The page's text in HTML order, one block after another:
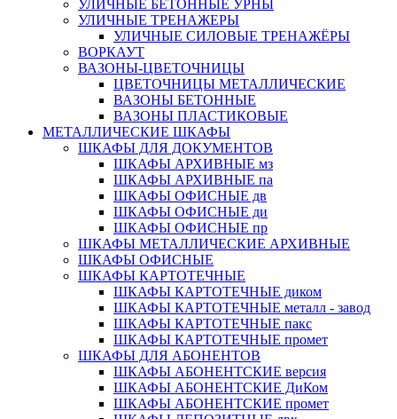
УЛИЧНЫЕ БЕТОННЫЕ УРНЫ
УЛИЧНЫЕ ТРЕНАЖЕРЫ
УЛИЧНЫЕ СИЛОВЫЕ ТРЕНАЖЁРЫ
ВОРКАУТ
ВАЗОНЫ-ЦВЕТОЧНИЦЫ
ЦВЕТОЧНИЦЫ МЕТАЛЛИЧЕСКИЕ
ВАЗОНЫ БЕТОННЫЕ
ВАЗОНЫ ПЛАСТИКОВЫЕ
МЕТАЛЛИЧЕСКИЕ ШКАФЫ
ШКАФЫ ДЛЯ ДОКУМЕНТОВ
ШКАФЫ АРХИВНЫЕ мз
ШКАФЫ АРХИВНЫЕ па
ШКАФЫ ОФИСНЫЕ дв
ШКАФЫ ОФИСНЫЕ ди
ШКАФЫ ОФИСНЫЕ пр
ШКАФЫ МЕТАЛЛИЧЕСКИЕ АРХИВНЫЕ
ШКАФЫ ОФИСНЫЕ
ШКАФЫ КАРТОТЕЧНЫЕ
ШКАФЫ КАРТОТЕЧНЫЕ диком
ШКАФЫ КАРТОТЕЧНЫЕ металл - завод
ШКАФЫ КАРТОТЕЧНЫЕ пакс
ШКАФЫ КАРТОТЕЧНЫЕ промет
ШКАФЫ ДЛЯ АБОНЕНТОВ
ШКАФЫ АБОНЕНТСКИЕ версия
ШКАФЫ АБОНЕНТСКИЕ ДиКом
ШКАФЫ АБОНЕНТСКИЕ промет